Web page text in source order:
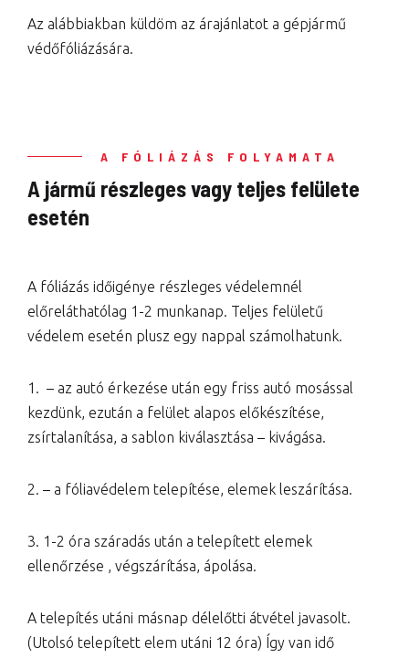
Az alábbiakban küldöm az árajánlatot a gépjármű
védőfóliázására.
A FÓLIÁZÁS FOLYAMATA
A jármű részleges vagy teljes felülete
esetén
A fóliázás időigénye részleges védelemnél
előreláthatólag 1-2 munkanap. Teljes felületű
védelem esetén plusz egy nappal számolhatunk.
1. – az autó érkezése után egy friss autó mosással
kezdünk, ezután a felület alapos előkészítése,
zsírtalanítása, a sablon kiválasztása – kivágása.
2. – a fóliavédelem telepítése, elemek leszárítása.
3. 1-2 óra száradás után a telepített elemek
ellenőrzése , végszárítása, ápolása.
A telepítés utáni másnap délelőtti átvétel javasolt.
(Utolsó telepített elem utáni 12 óra) Így van idő